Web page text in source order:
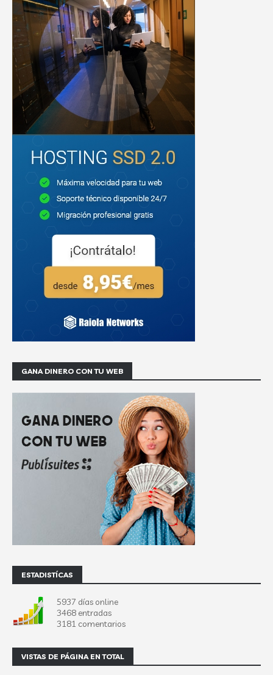
GANA DINERO CON TU WEB
ESTADISTÍCAS
5937 días online
3468 entradas
3181 comentarios
VISTAS DE PÁGINA EN TOTAL